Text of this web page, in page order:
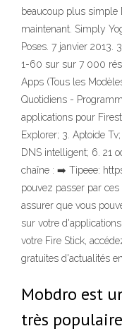
beaucoup plus simple
maintenant. Simply
Poses. 7 janvier 2013.
1-60 sur sur 7 000
Apps (Tous les
Quotidiens -
applications pour
Explorer; 3. Aptoide
DNS intelligent; 6. 21
chaîne : ➡️ Tipeee:
pouvez passer par
assurer que vous
sur votre
votre Fire Stick,
gratuites d'actualités
Mobdro est
très